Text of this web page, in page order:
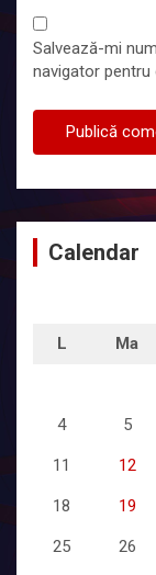
Salvează-mi
navigator pentru
Calendar
L Ma
4 5
11 12
18 19
25 26